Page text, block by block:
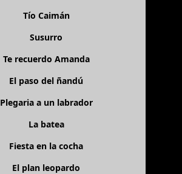
Tío Caimán
Susurro
Te recuerdo Amanda
El paso del ñandú
Plegaria a un labrador
La batea
Fiesta en la cocha
El plan leopardo